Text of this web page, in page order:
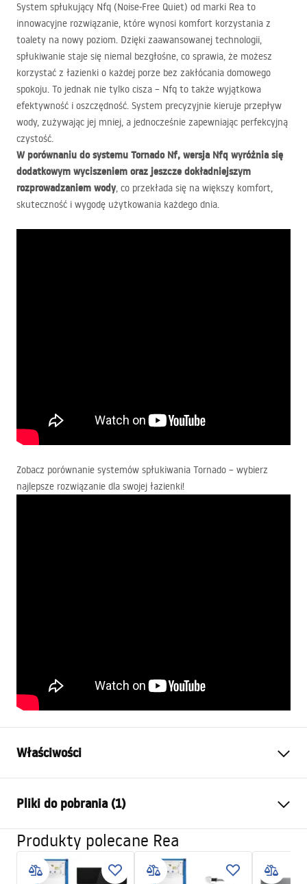
System spłukujący Nfq (Noise-Free Quiet) od marki Rea to
innowacyjne rozwiązanie, które wynosi komfort korzystania z
toalety na nowy poziom. Dzięki zaawansowanej technologii,
spłukiwanie staje się niemal bezgłośne, co sprawia, że możesz
korzystać z łazienki o każdej porze bez zakłócania domowego
spokoju. To jednak nie tylko cisza – Nfq to także wyjątkowa
efektywność i oszczędność. System precyzyjnie kieruje przepływ
wody, zużywając jej mniej, a jednocześnie zapewniając perfekcyjną
czystość.
W porównaniu do systemu Tornado Nf, wersja Nfq wyróżnia się
dodatkowym wyciszeniem oraz jeszcze dokładniejszym
rozprowadzaniem wody, co przekłada się na większy komfort,
skuteczność i wygodę użytkowania każdego dnia.
Zobacz porównanie systemów spłukiwania Tornado – wybierz
najlepsze rozwiązanie dla swojej łazienki!
Właściwości
System spłukiwania:
Free Quiet)
Kolor:
Biały/Złoty
Wykończenie:
Połysk
Pliki do pobrania (1)
Instrukcja montażu
WC.pdf
Produkty polecane Rea